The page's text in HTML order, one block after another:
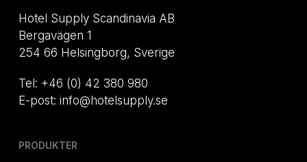
Hotel Supply Scandinavia AB
Bergavägen 1
254 66 Helsingborg, Sverige
Tel: +46 (0) 42 380 980
E-post: info@hotelsupply.se
PRODUKTER